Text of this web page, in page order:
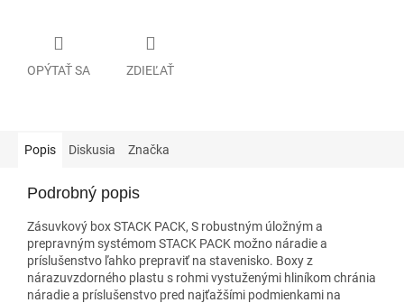
OPÝTAŤ SA ZDIEĽAŤ
Popis Diskusia Značka
Podrobný popis
Zásuvkový box STACK PACK, S robustným úložným a
prepravným systémom STACK PACK možno náradie a
príslušenstvo ľahko prepraviť na stavenisko. Boxy z
nárazuvzdorného plastu s rohmi vystuženými hliníkom chránia
náradie a príslušenstvo pred najťažšími podmienkami na